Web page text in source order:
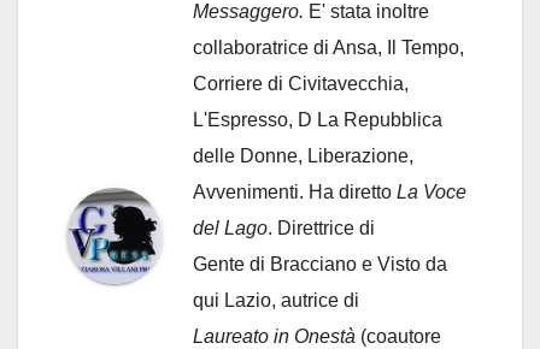
Messaggero. E' stata inoltre
collaboratrice di Ansa, Il Tempo,
Corriere di Civitavecchia,
L'Espresso, D La Repubblica
delle Donne, Liberazione,
Avvenimenti. Ha diretto La Voce
del Lago. Direttrice di
Gente di Bracciano e Visto da
qui Lazio, autrice di
Laureato in Onestà (coautore